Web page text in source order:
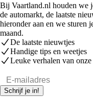
Bij Vaartland.nl houden we
de automarkt, de laatste
hieronder aan en we sturen
maand.
De laatste nieuwtjes
Handige tips en weetjes
Leuke verhalen van
E-mailadres
Schrijf je in!